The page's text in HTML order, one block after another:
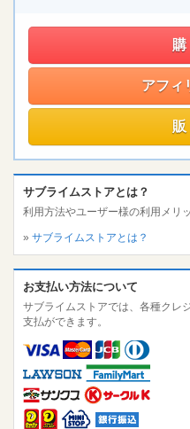
アフィ
サブライムストアとは？
利用方法やユーザー様の利用メリ
» サブライムストアとは？
お支払い方法について
サブライムストアでは、各種クレ
支払ができます。